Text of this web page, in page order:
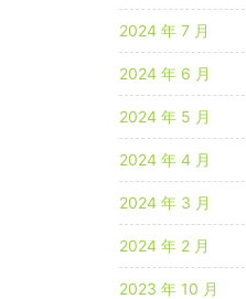
2024 年 7 月
2024 年 6 月
2024 年 5 月
2024 年 4 月
2024 年 3 月
2024 年 2 月
2023 年 10 月